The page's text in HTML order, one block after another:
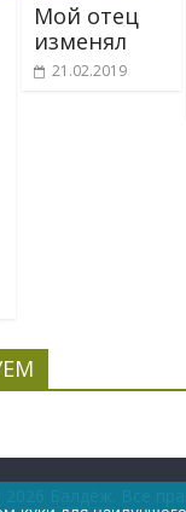
Мой отец
изменял
21.02.2019